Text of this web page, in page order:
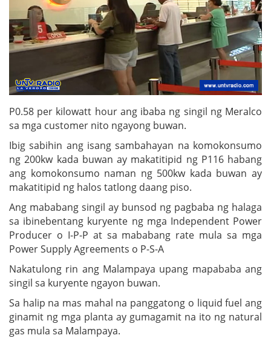
P0.58 per kilowatt hour ang ibaba ng singil ng Meralco
sa mga customer nito ngayong buwan.
Ibig sabihin ang isang sambahayan na komokonsumo
ng 200kw kada buwan ay makatitipid ng P116 habang
ang komokonsumo naman ng 500kw kada buwan ay
makatitipid ng halos tatlong daang piso.
Ang mababang singil ay bunsod ng pagbaba ng halaga
sa ibinebentang kuryente ng mga Independent Power
Producer o I-P-P at sa mababang rate mula sa mga
Power Supply Agreements o P-S-A
Nakatulong rin ang Malampaya upang mapababa ang
singil sa kuryente ngayon buwan.
Sa halip na mas mahal na panggatong o liquid fuel ang
ginamit ng mga planta ay gumagamit na ito ng natural
gas mula sa Malampaya.